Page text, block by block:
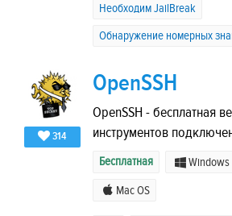
Необходим JailBreak
Обнаружение номерных
314
OpenSSH
OpenSSH - бесплатная
инструментов
Бесплатная Windows
Mac OS